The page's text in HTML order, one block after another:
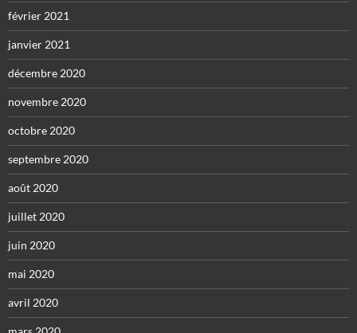
février 2021
janvier 2021
décembre 2020
novembre 2020
octobre 2020
septembre 2020
août 2020
juillet 2020
juin 2020
mai 2020
avril 2020